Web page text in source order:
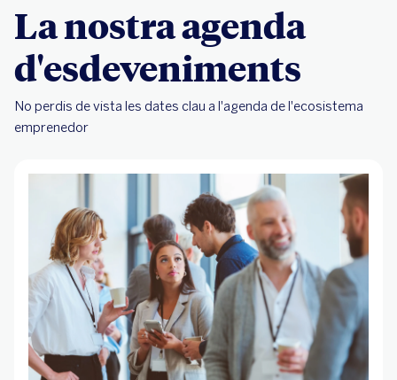
La nostra agenda
d'esdeveniments
No perdis de vista les dates clau a l'agenda de l'ecosistema
emprenedor